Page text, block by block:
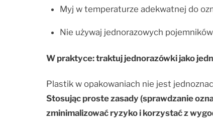
Myj w temperaturze adekwatnej do
Nie używaj jednorazowych
W praktyce: traktuj jednorazówki jako
Plastik w opakowaniach nie jest
Stosując proste zasady (sprawdzanie
zminimalizować ryzyko i korzystać z